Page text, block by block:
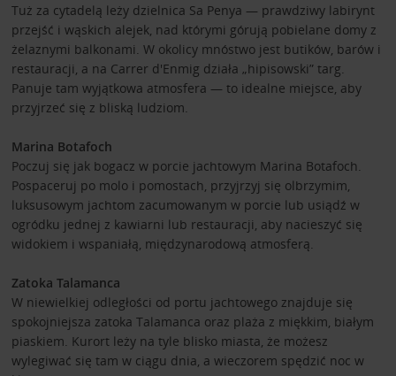
Tuż za cytadelą leży dzielnica Sa Penya — prawdziwy labirynt
przejść i wąskich alejek, nad którymi górują pobielane domy z
żelaznymi balkonami. W okolicy mnóstwo jest butików, barów i
restauracji, a na Carrer d'Enmig działa „hipisowski” targ.
Panuje tam wyjątkowa atmosfera — to idealne miejsce, aby
przyjrzeć się z bliską ludziom.
Marina Botafoch
Poczuj się jak bogacz w porcie jachtowym Marina Botafoch.
Pospaceruj po molo i pomostach, przyjrzyj się olbrzymim,
luksusowym jachtom zacumowanym w porcie lub usiądź w
ogródku jednej z kawiarni lub restauracji, aby nacieszyć się
widokiem i wspaniałą, międzynarodową atmosferą.
Zatoka Talamanca
W niewielkiej odległości od portu jachtowego znajduje się
spokojniejsza zatoka Talamanca oraz plaża z miękkim, białym
piaskiem. Kurort leży na tyle blisko miasta, że możesz
wylegiwać się tam w ciągu dnia, a wieczorem spędzić noc w